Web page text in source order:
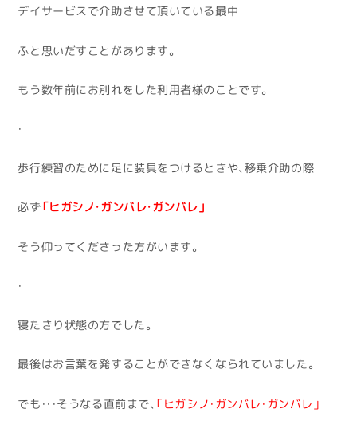
デイサービスで介助させて頂いている最中
ふと思いだすことがあります。
もう数年前にお別れをした利用者様のことです。
・
歩行練習のために足に装具をつけるときや、移乗介助の際
必ず 「ヒガシノ・ガンバレ・ガンバレ」
そう仰ってくださった方がいます。
・
寝たきり状態の方でした。
最後はお言葉を発することができなくなられていました。
でも・・・そうなる直前まで、 「ヒガシノ・ガンバレ・ガンバレ」